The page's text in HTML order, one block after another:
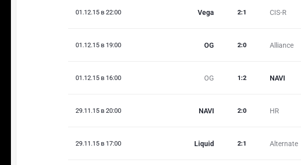
01.12.15 в 22:00 Vega CIS-R
2:1
01.12.15 в 19:00 OG Alliance
2:0
01.12.15 в 16:00 OG NAVI
1 :2
29.11.15 в 20:00 NAVI HR
2:0
29.11.15 в 17:00 Liquid Alternate
2:1